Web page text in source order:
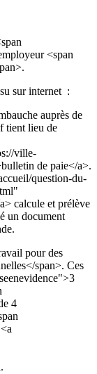
<span
sur internet :
auprès de
tient lieu de
ville-
de paie</a>.
question-du-
calcule et prélève
un document
pour des
span>. Ces
4